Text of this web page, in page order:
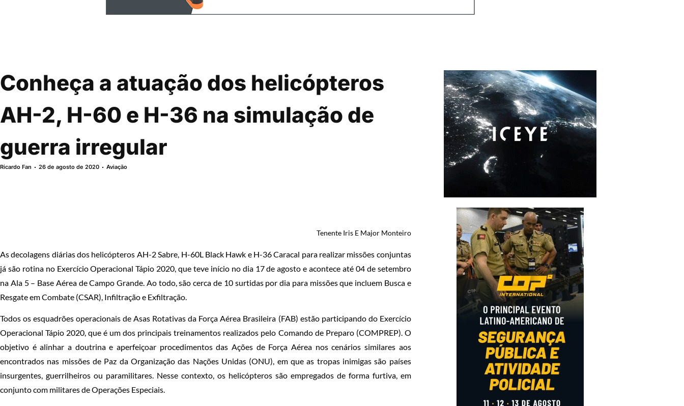
Conheça a atuação dos helicópteros
AH-2, H-60 e H-36 na simulação de
guerra irregular
Ricardo Fan 26 de agosto de 2020 Aviação
Tenente Iris E Major Monteiro
As decolagens diárias dos helicópteros AH-2 Sabre, H-60L Black Hawk e H-36 Caracal para realizar missões conjuntas
já são rotina no Exercício Operacional Tápio 2020, que teve início no dia 17 de agosto e acontece até 04 de setembro
na Ala 5 – Base Aérea de Campo Grande. Ao todo, são cerca de 10 surtidas por dia para missões que incluem Busca e
Resgate em Combate (CSAR), Infiltração e Exfiltração.
Todos os esquadrões operacionais de Asas Rotativas da Força Aérea Brasileira (FAB) estão participando do Exercício
Operacional Tápio 2020, que é um dos principais treinamentos realizados pelo Comando de Preparo (COMPREP). O
objetivo é alinhar a doutrina e aperfeiçoar procedimentos das Ações de Força Aérea nos cenários similares aos
encontrados nas missões de Paz da Organização das Nações Unidas (ONU), em que as tropas inimigas são países
insurgentes, guerrilheiros ou paramilitares. Nesse contexto, os helicópteros são empregados de forma furtiva, em
conjunto com militares de Operações Especiais.